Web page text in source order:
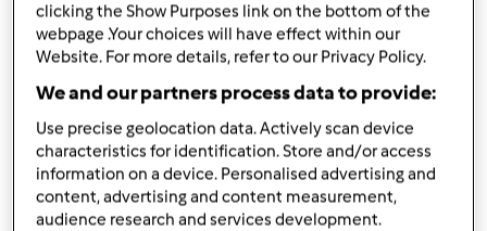
150gkaszy jaglanej
250gmleka 3,2%
250g wody
Lista zakupów
clicking the Show Purposes link on the bottom of the
webpage .Your choices will have effect within our
Website. For more details, refer to our Privacy Policy.
We and our partners process data to provide:
Use precise geolocation data. Actively scan device
characteristics for identification. Store and/or access
information on a device. Personalised advertising and
content, advertising and content measurement,
audience research and services development.